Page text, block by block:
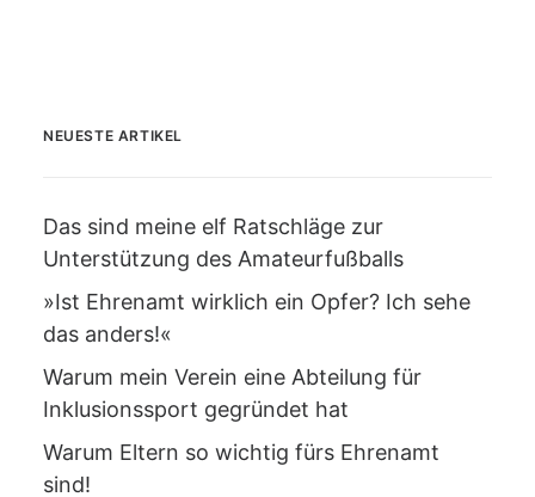
NEUESTE ARTIKEL
Das sind meine elf Ratschläge zur
Unterstützung des Amateurfußballs
»Ist Ehrenamt wirklich ein Opfer? Ich sehe
das anders!«
Warum mein Verein eine Abteilung für
Inklusionssport gegründet hat
Warum Eltern so wichtig fürs Ehrenamt
sind!